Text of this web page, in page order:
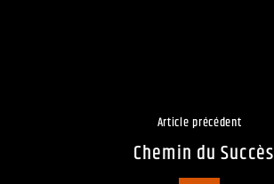
Article précédent
Chemin du Succès